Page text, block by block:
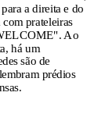
a direita e do
prateleiras
Ao
há um
são de
prédios